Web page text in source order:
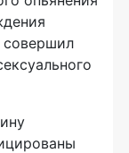
совершил